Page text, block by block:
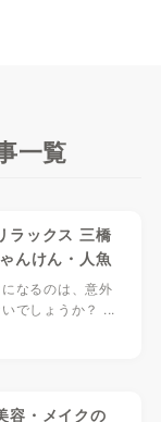
一覧
ラックス 三橋
んけん・人魚
なるのは、意外
でしょうか？ ...
容・メイクの